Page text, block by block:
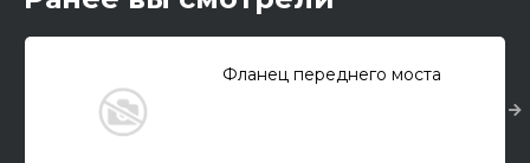
Фланец переднего моста